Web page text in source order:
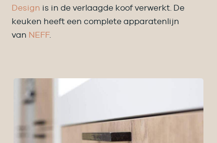
Design is in de verlaagde koof verwerkt. De
keuken heeft een complete apparatenlijn
van NEFF.